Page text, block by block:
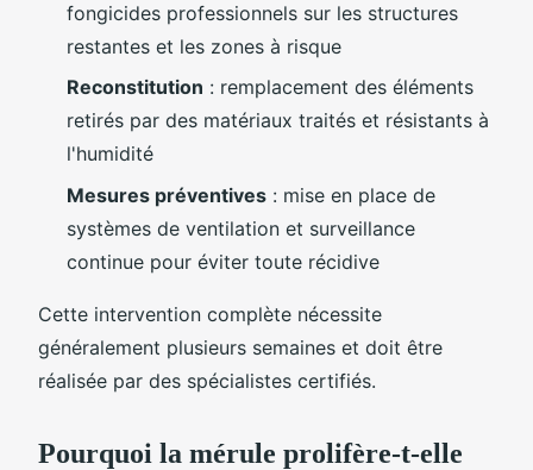
fongicides professionnels sur les structures
restantes et les zones à risque
Reconstitution : remplacement des éléments
retirés par des matériaux traités et résistants à
l'humidité
Mesures préventives : mise en place de
systèmes de ventilation et surveillance
continue pour éviter toute récidive
Cette intervention complète nécessite
généralement plusieurs semaines et doit être
réalisée par des spécialistes certifiés.
Pourquoi la mérule prolifère-t-elle